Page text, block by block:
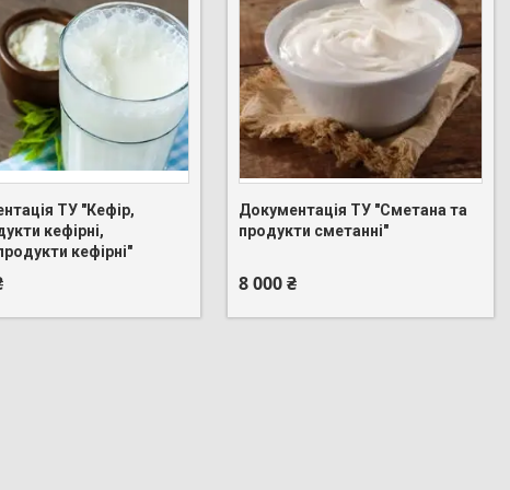
ТУ "Кефір,
кефірні,
кефірні"
275-88-83
Документація ТУ "Сметана та
продукти сметанні"
8 000 ₴
+380 (95) 275-88-83